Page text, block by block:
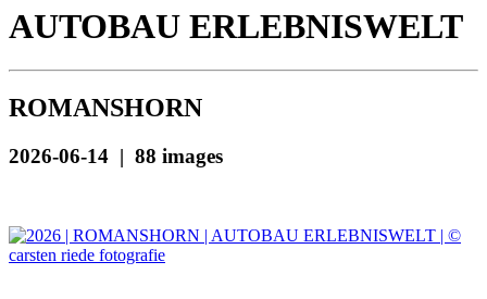
AUTOBAU ERLEBNISWELT
ROMANSHORN
2026-06-14 | 88 images